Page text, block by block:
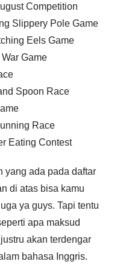
Competition
Slippery Pole Game
Eels Game
Game
Spoon Race
Race
Eating Contest
yang ada pada daftar
di atas bisa kamu
ya guys. Tapi tentu
apa maksud
akan terdengar
bahasa Inggris.